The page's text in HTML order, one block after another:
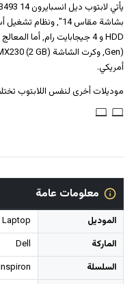
أمريكي.
موديلات أخرى لنفس اللابتوب
معلومات عامة
الموديل
Laptop
الماركة
Dell
السلسلة